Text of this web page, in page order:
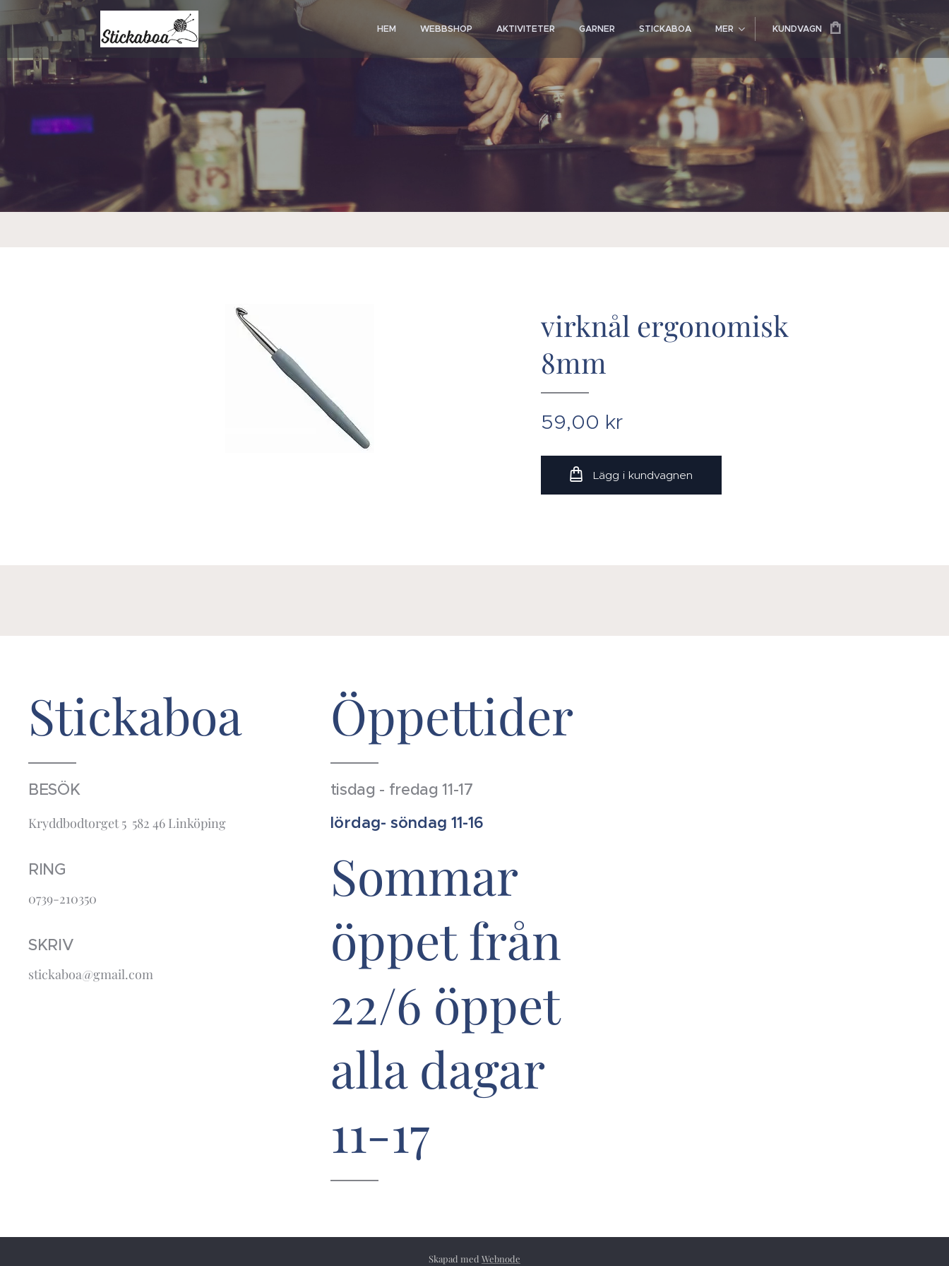
HEM WEBBSHOP AKTIVITETER GARNER STICKABOA MER KUNDVAGN
virknål ergonomisk
8mm
59,00 kr
Lägg i kundvagnen
Stickaboa
BESÖK
Kryddbodtorget 5 582 46 Linköping
RING
0739-210350
SKRIV
stickaboa@gmail.com
Öppettider
tisdag - fredag 11-17
lördag- söndag 11-16
Sommar
öppet från
22/6 öppet
alla dagar
11-17
Skapad med Webnode